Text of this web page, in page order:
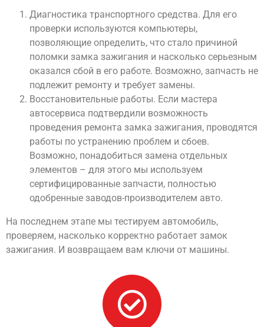
Диагностика транспортного средства. Для его
проверки используются компьютеры,
позволяющие определить, что стало причиной
поломки замка зажигания и насколько серьезным
оказался сбой в его работе. Возможно, запчасть не
подлежит ремонту и требует замены.
Восстановительные работы. Если мастера
автосервиса подтвердили возможность
проведения ремонта замка зажигания, проводятся
работы по устранению проблем и сбоев.
Возможно, понадобиться замена отдельных
элементов – для этого мы используем
сертифицированные запчасти, полностью
одобренные заводов-производителем авто.
На последнем этапе мы тестируем автомобиль,
проверяем, насколько корректно работает замок
зажигания. И возвращаем вам ключи от машины.